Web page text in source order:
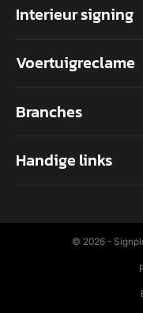
Interieur signing
Voertuigreclame
Branches
Handige links
© 2026 -